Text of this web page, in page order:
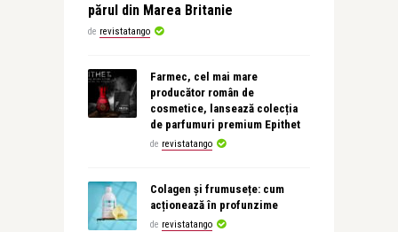
părul din Marea Britanie
de revistatango
Farmec, cel mai mare
producător român de
cosmetice, lansează colecția
de parfumuri premium Epithet
de revistatango
Colagen și frumusețe: cum
acționează în profunzime
de revistatango